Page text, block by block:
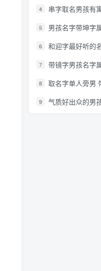
4 串字取名男孩有寓意 串
5 男孩名字带坤字
6 和迎字最好听的
7 带镜字男孩名字
8 取名字单人旁男 带
9 气质好出众的男